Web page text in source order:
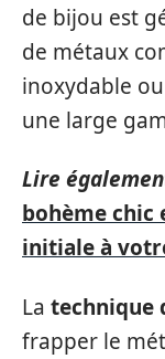
de bijou est
de métaux
inoxydable
une large
Lire
bohème chic
initiale à
La technique
frapper le